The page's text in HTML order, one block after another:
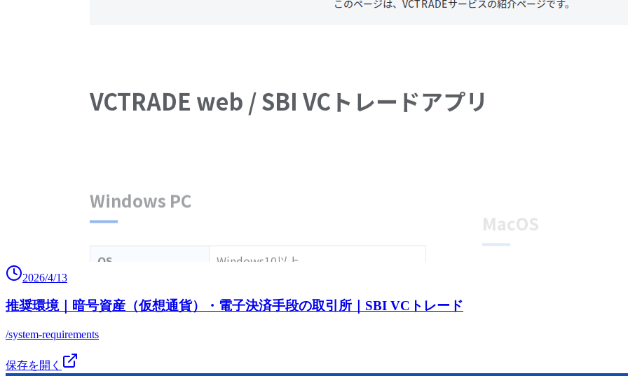
2026/4/13
推奨環境｜暗号資産（仮想通貨）・電子決済手段の取引所｜SBI VCトレード
/system-requirements
保存を開く